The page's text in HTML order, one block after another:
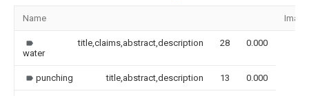
Name Image
water
title,claims,abstract,description 28 0.000
punching title,abstract,description 13 0.000